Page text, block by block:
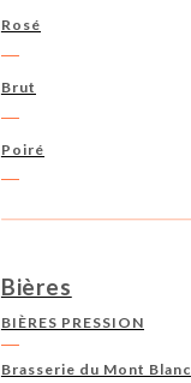
Rosé
Brut
Poiré
Bières
BIÈRES PRESSION
Brasserie du Mont Blanc